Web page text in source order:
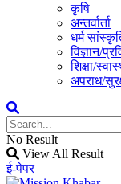
कृषि
अन्तर्वार्ता
धर्म
विज्ञान/
शिक्षा/
अपराध/
No Result
View All Result
ई-पेपर